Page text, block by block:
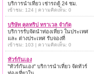
บริการนำเที่ยว เช่ารถตู้ 24 ชม.
เข้าชม: 124 | ความคิดเห็น: 0
บริษัท คูลทริป ทราเวล จำกัด
บริการรับจัดนำท่องเที่ยว ในประเทศ
และ ต่างประเทศ รับจองที่
เข้าชม: 103 | ความคิดเห็น: 0
ทัวร์กันเอง
"ทัวร์กันเอง" บริการนำเที่ยว จัดทัวร์